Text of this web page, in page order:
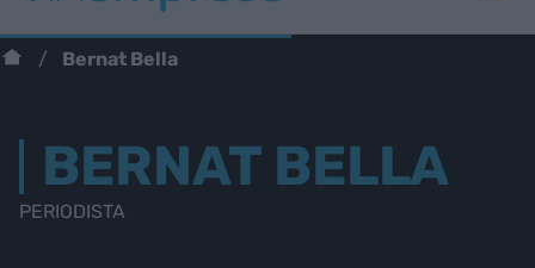
Bernat Bella
BERNAT BELLA
PERIODISTA